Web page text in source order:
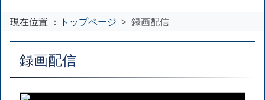
現在位置 ： トップページ 録画配信
録画配信